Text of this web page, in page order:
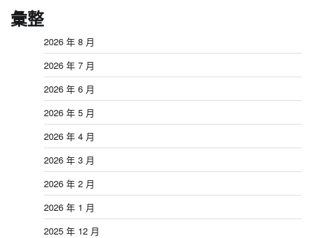
彙整
2026 年 8 月
2026 年 7 月
2026 年 6 月
2026 年 5 月
2026 年 4 月
2026 年 3 月
2026 年 2 月
2026 年 1 月
2025 年 12 月